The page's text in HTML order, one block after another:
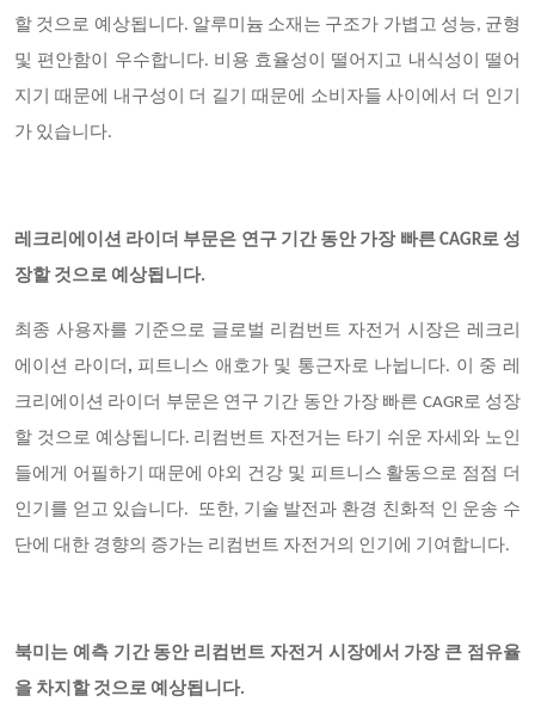
할 것으로 예상됩니다. 알루미늄 소재는 구조가 가볍고 성능, 균형
및 편안함이 우수합니다. 비용 효율성이 떨어지고 내식성이 떨어
지기 때문에 내구성이 더 길기 때문에 소비자들 사이에서 더 인기
가 있습니다.
레크리에이션 라이더 부문은 연구 기간 동안 가장 빠른CAGR로 성
장할 것으로 예상됩니다.
최종 사용자를 기준으로 글로벌 리컴번트 자전거 시장은 레크리
에이션 라이더 , 피트니스 애호가 및 통근자로 나뉩니다. 이 중 레
크리에이션 라이더 부문은 연구 기간 동안 가장 빠른 CAGR로 성장
할 것으로 예상됩니다. 리컴번트 자전거는 타기 쉬운 자세와 노인
들에게 어필하기 때문에 야외 건강 및 피트니스 활동으로 점점 더
인기를 얻고 있습니다. 또한, 기술 발전과 환경 친화적 인 운송 수
단에 대한 경향의 증가는 리컴번트 자전거의 인기에 기여합니다.
북미는 예측 기간 동안 리컴번트 자전거 시장에서 가장 큰 점유율
을 차지할 것으로 예상됩니다.